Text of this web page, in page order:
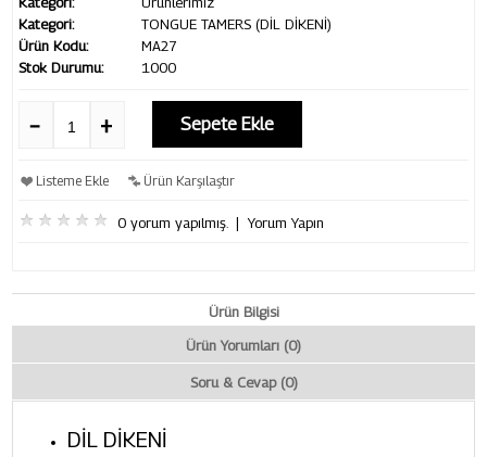
Kategori:
TONGUE TAMERS (DİL DİKENİ)
Ürün Kodu:
MA27
Stok Durumu:
1000
Sepete Ekle
Listeme Ekle Ürün Karşılaştır
0 yorum yapılmış. |Yorum Yapın
Ürün Bilgisi
Ürün Yorumları (0)
Soru & Cevap (0)
DİL DİKENİ